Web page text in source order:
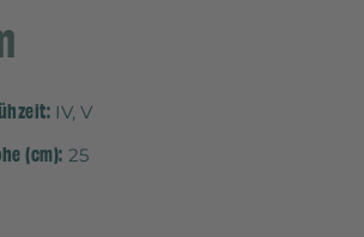
IV, V
(cm): 25